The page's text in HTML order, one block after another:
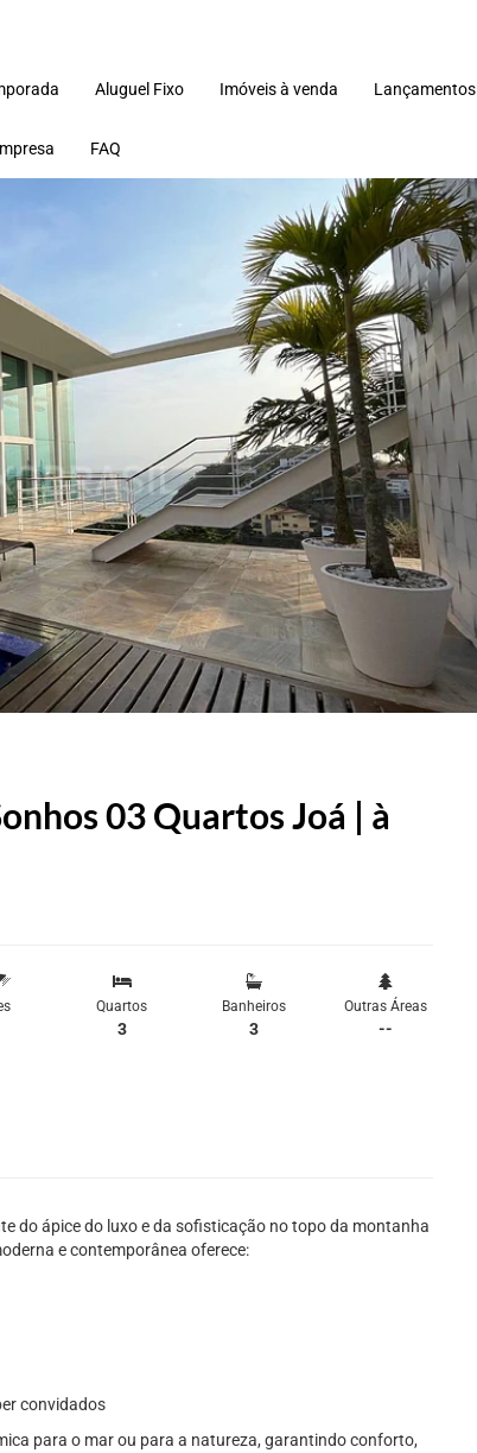
Aluguel Fixo Imóveis à venda Lançamentos
FAQ
03 Quartos Joá | à
Quartos
3
Banheiros
3
Outras Áreas
--
do ápice do luxo e da sofisticação no topo da montanha
e contemporânea oferece:
convidados
para o mar ou para a natureza, garantindo conforto,